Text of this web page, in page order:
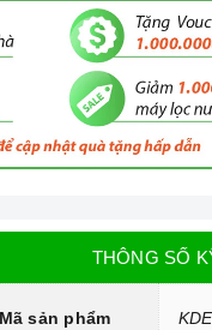
THÔNG SỐ
Mã sản phẩm